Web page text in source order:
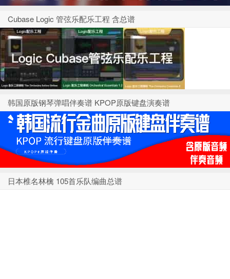
Cubase Logic 管弦乐配乐工程 含总谱
韩国原版钢琴弹唱伴奏谱 KPOP原版键盘演奏谱
日本椎名林檎 105首乐队编曲总谱